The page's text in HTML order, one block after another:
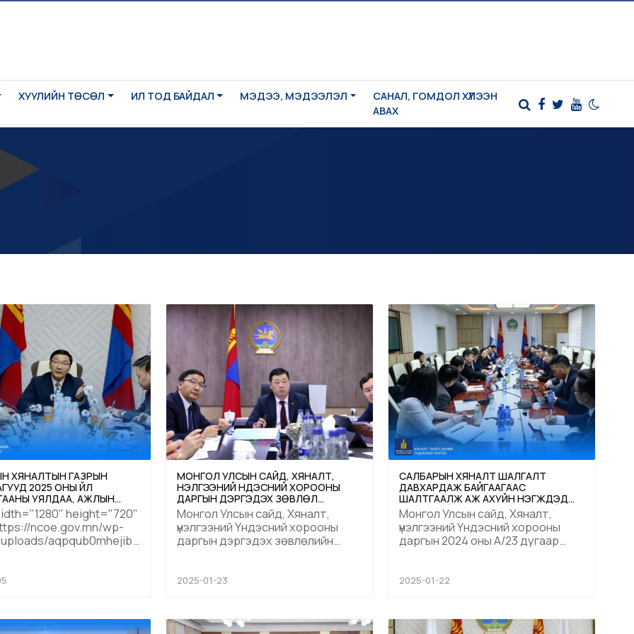
ХУУЛИЙН ТӨСӨЛ ИЛ ТОД БАЙДАЛ МЭДЭЭ, МЭДЭЭЛЭЛ
САНАЛ, ГОМДОЛ ХҮЛЭЭН
АВАХ
ХЯНАЛТЫН ГАЗРЫН
2025 ОНЫ ҮЙЛ
УЯЛДАА, АЖЛЫН
ХЭЛЭЛЦЛЭЭ
height="720"
ncoe.gov.mn/wp-
бөгөөд Ажлын
болон ...
МОНГОЛ УЛСЫН САЙД, ХЯНАЛТ,
ҮНЭЛГЭЭНИЙ ҮНДЭСНИЙ ХОРООНЫ
ДАРГЫН ДЭРГЭДЭХ ЗӨВЛӨЛ
ХУРАЛДЛАА
Монгол Улсын сайд, Хяналт,
үнэлгээний Үндэсний хорооны
даргын дэргэдэх зөвлөлийн
асуудлыг хэлэлцэн
хэрэгжүүлэх газрын даргын албан
2025-01-23
САЛБАРЫН ХЯНАЛТ ШАЛГАЛТ
ДАВХАРДАЖ БАЙГААГААС
ШАЛТГААЛЖ АЖ АХУЙН НЭГЖҮҮДЭД
УЧИРЧ БУЙ ХҮНДРЭЛ, ЧИРЭГДЛИЙГ
АРИЛГАХ, ДАВХАРДЛЫГ БУУРУУЛАХ,
ХОЛБОГДОХ ХУУЛЬ ТОГТООМЖИД
ӨӨРЧЛӨЛТ ОРУУЛАХ САНАЛ
Монгол Улсын сайд, Хяналт,
үнэлгээний Үндэсний хорооны
даргын 2024 оны А/23 дугаар
давхардаж байгаагаас
арилгах, давхардлыг бууруулах,
2025-01-22